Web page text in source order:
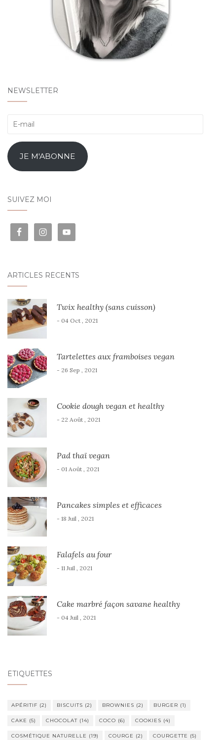
NEWSLETTER
E-
JE M'ABONNE
SUIVEZ MOI
ARTICLES RÉCENTS
Twix healthy (sans cuisson)
- 04 Oct , 2021
Tartelettes aux framboises vegan
- 26 Sep , 2021
Cookie dough vegan et healthy
- 22 Août , 2021
Pad thaï vegan
- 01 Août , 2021
Pancakes simples et efficaces
- 18 Juil , 2021
Falafels au four
- 11 Juil , 2021
Cake marbré façon savane healthy
- 04 Juil , 2021
ÉTIQUETTES
APÉRITIF (2) BISCUITS (2) BROWNIES (2) BURGER (1)
CAKE (5) CHOCOLAT (14) COCO (6) COOKIES (4)
COSMÉTIQUE NATURELLE (19) COURGE (2) COURGETTE (5)